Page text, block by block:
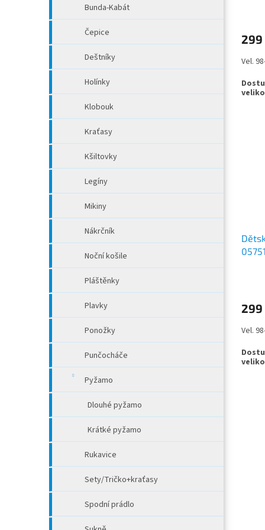
Bunda-Kabát
Čepice
Deštníky
Holínky
Klobouk
Kraťasy
Kšiltovky
Legíny
Mikiny
Nákrčník
Noční košile
Pláštěnky
Plavky
Ponožky
Punčocháče
Pyžamo
Dlouhé pyžamo
Krátké pyžamo
Rukavice
Sety/Tričko+kraťasy
Spodní prádlo
299
Vel.
299
Vel.